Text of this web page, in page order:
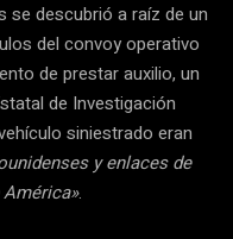
se descubrió a raíz de un
del convoy operativo
de prestar auxilio, un
de Investigación
siniestrado eran
y enlaces de
.